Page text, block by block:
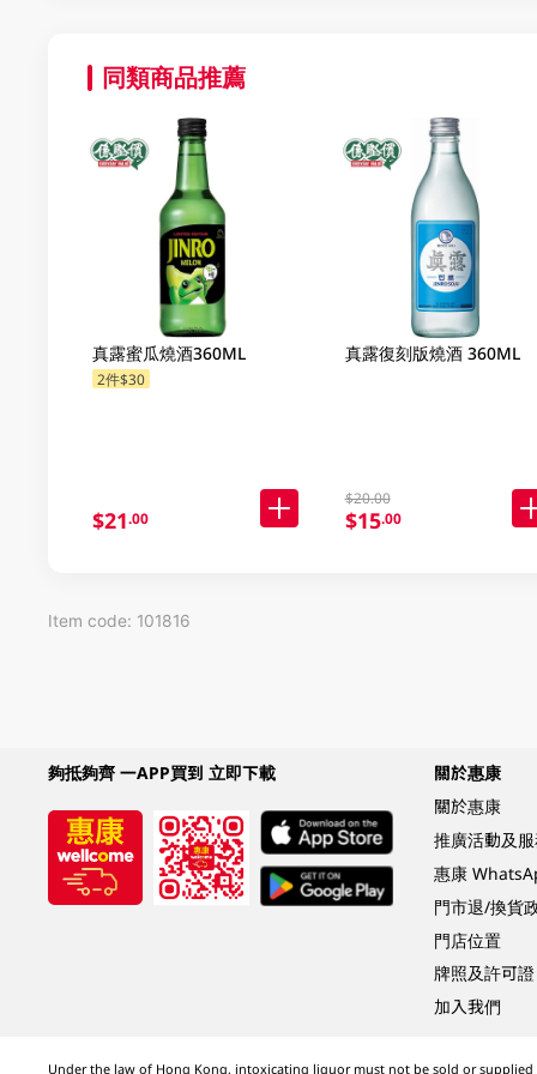
同類商品推薦
真露蜜瓜燒酒360ML
2件$30
$21.00
真露復刻版燒酒 360ML
$20.00
$15.00
Item code: 101816
夠抵夠齊 一APP買到 立即下載
關於惠康
關於惠康
推廣活動及
惠康
門市退/換貨
門店位置
牌照及許可證
加入我們
Under the law of Hong Kong, intoxicating liquor must not be sold or